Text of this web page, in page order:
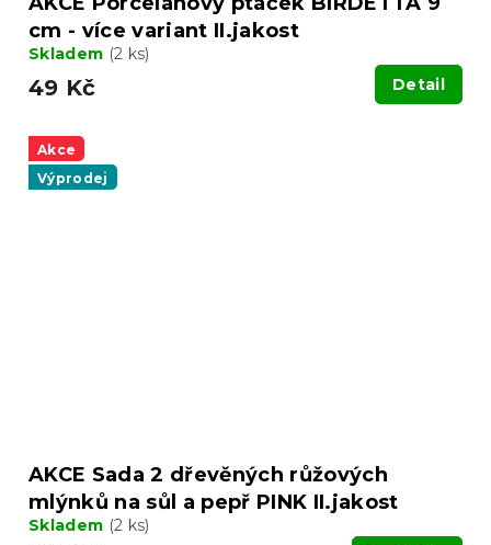
cm - více variant II.jakost
Skladem (2 ks)
49 Kč Detail
Akce
Výprodej
AKCE Sada 2 dřevěných růžových
mlýnků na sůl a pepř PINK II.jakost
Skladem (2 ks)